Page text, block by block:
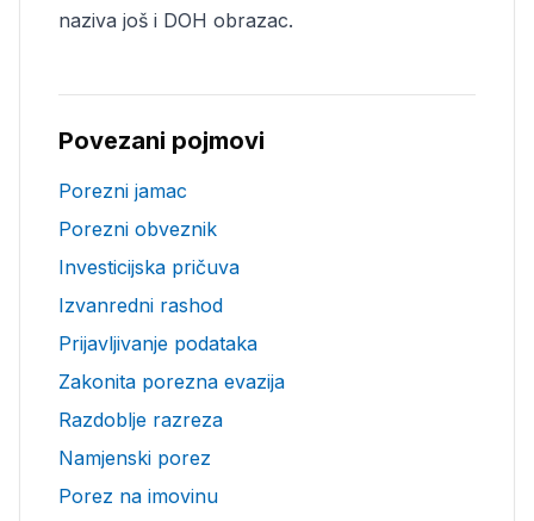
naziva još i DOH obrazac.
Povezani pojmovi
Porezni jamac
Porezni obveznik
Investicijska pričuva
Izvanredni rashod
Prijavljivanje podataka
Zakonita porezna evazija
Razdoblje razreza
Namjenski porez
Porez na imovinu